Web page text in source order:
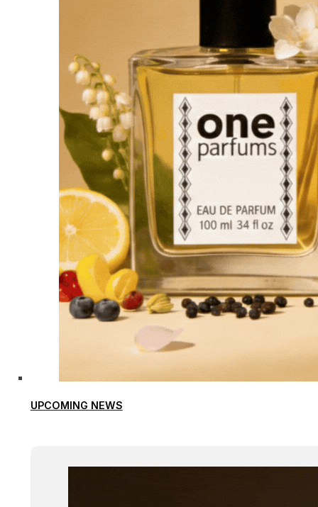
UPCOMING NEWS